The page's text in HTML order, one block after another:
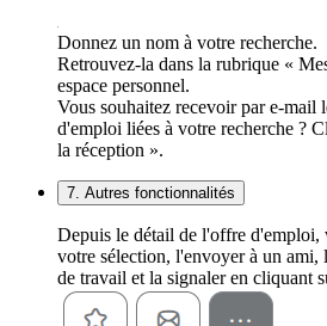
Donnez un nom à votre recherche.
Retrouvez-la dans la rubrique «
espace personnel.
Vous souhaitez recevoir par e-mail
d'emploi liées à votre recherche ?
la réception ».
7. Autres fonctionnalités
Depuis le détail de l'offre d'emploi,
votre sélection, l'envoyer à un
de travail et la signaler en cliquant